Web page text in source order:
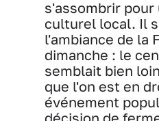
s'assombrir pour
culturel local. Il
l'ambiance de la
dimanche : le
semblait bien
que l'on est en
événement
décision de